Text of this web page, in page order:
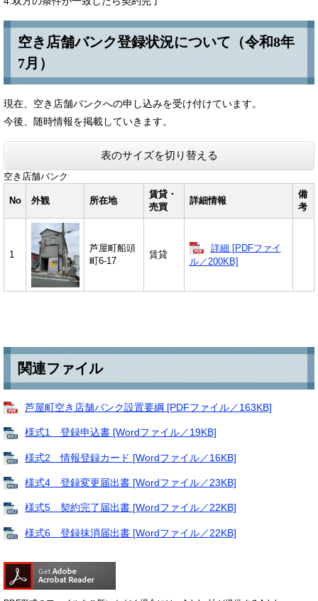
空き店舗バンク登録状況について（令和8年
7月）
現在、空き店舗バンクへの申し込みを受け付けています。
今後、随時情報を掲載していきます。
表のサイズを切り替える
空き店舗バンク
No 外観 所在地
賃貸・
売買
詳細情報
備
考
1
芦屋町船頭
町6-17
賃貸
詳細 [PDFファイ
ル／200KB]
関連ファイル
芦屋町空き店舗バンク設置要綱 [PDFファイル／163KB]
様式1 登録申込書 [Wordファイル／19KB]
様式2 情報登録カード [Wordファイル／16KB]
様式4 登録変更届出書 [Wordファイル／23KB]
様式5 契約完了届出書 [Wordファイル／22KB]
様式6 登録抹消届出書 [Wordファイル／22KB]